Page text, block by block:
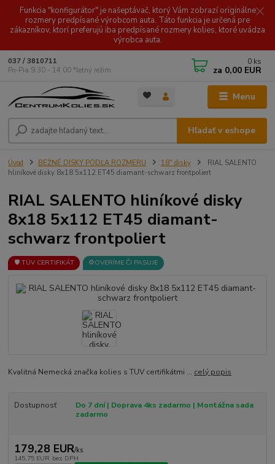
Funkcia "konfigurátor" je našeptávač, ktorý Vám zobrazí originálne
rozmery predpísané výrobcom auta. Táto funkcia je určená pre
zákazníkov, ktorí preferujú iba predpísané rozmery kolies, ktoré uvádza
výrobca auta.
Menu
Hľadať v eshope
037 / 3810711
Po-Pia 9.30 - 14.00 *letný režim
0 ks
za 0,00 EUR
Úvod BEŽNÉ DISKY PODĽA ROZMERU 18" disky
RIAL SALENTO
hliníkové disky 8x18 5x112 ET45 diamant-schwarz frontpoliert
RIAL SALENTO hliníkové disky
8x18 5x112 ET45 diamant-
schwarz frontpoliert
🛡️ TÜV CERTIFIKÁT ⚙️OVERÍME ČI PASUJE
Kvalitná Nemecká značka kolies s TUV certifikátmi ... celý popis
Dostupnosť
Do 7 dní | Doprava 4ks zadarmo | Montážna sada
zadarmo
179,28 EUR/ks
145,75 EUR bez DPH